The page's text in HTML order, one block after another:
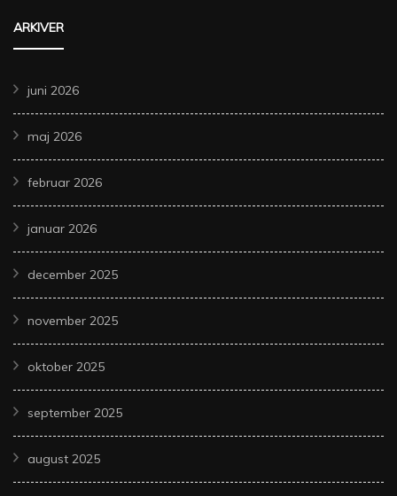
ARKIVER
juni 2026
maj 2026
februar 2026
januar 2026
december 2025
november 2025
oktober 2025
september 2025
august 2025